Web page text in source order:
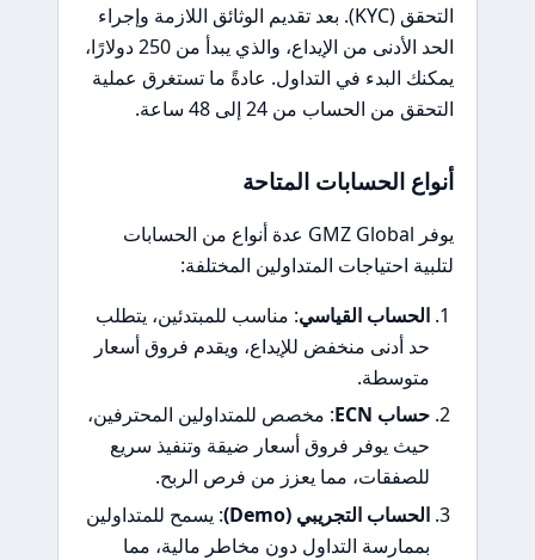
التحقق (KYC). بعد تقديم الوثائق اللازمة وإجراء
الحد الأدنى من الإيداع، والذي يبدأ من 250 دولارًا،
يمكنك البدء في التداول. عادةً ما تستغرق عملية
التحقق من الحساب من 24 إلى 48 ساعة.
أنواع الحسابات المتاحة
يوفر GMZ Global عدة أنواع من الحسابات
لتلبية احتياجات المتداولين المختلفة:
الحساب القياسي: مناسب للمبتدئين، يتطلب
حد أدنى منخفض للإيداع، ويقدم فروق أسعار
متوسطة.
حساب ECN
: مخصص للمتداولين المحترفين،
حيث يوفر فروق أسعار ضيقة وتنفيذ سريع
للصفقات، مما يعزز من فرص الربح.
الحساب التجريبي (Demo)
: يسمح للمتداولين
بممارسة التداول دون مخاطر مالية، مما